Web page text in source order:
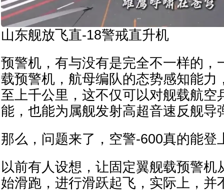
山东舰放飞直-18警戒直升机
预警机，有与没有是完全不一样的，
载预警机，航母编队的态势感知能力
至上千公里，这不仅可以对舰载航空
能，也能为属舰发射高超音速反舰导
那么，问题来了，空警-600真的能登
以前有人设想，让固定翼舰载预警机
始滑跑，进行滑跃起飞，实际上，并